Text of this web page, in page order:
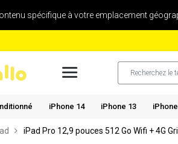
spécifique à votre emplacement
iPhone 14 iPhone 13
iPad Pro 12,9 pouces 512 Go Wifi + 4G